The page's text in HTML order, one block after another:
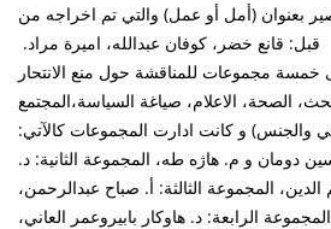
بعنوان (أمل أو عمل) والتي تم اخراجه من
قبل: قانع خضر، كوفان عبدالله، اميرة مراد.
خمسة مجموعات للمناقشة حول منع الانتحار
الصحة، الاعلام، صياغة السياسة،المجتمع
والجنس) و کانت ادارت المجموعات کالآتي:
دومان و م. هاژە طه، المجموعة الثانية: د.
المجموعة الثالثة: أ. صباح عبدالرحمن،
الرابعة: د. هاوكار بابيروعمر العاني،